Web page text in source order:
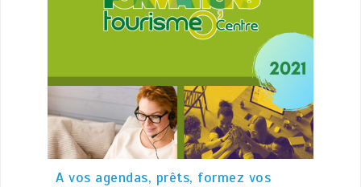
A vos agendas, prêts, formez vos